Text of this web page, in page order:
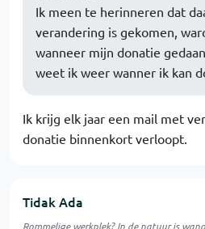
Ik meen te herinneren dat
verandering is gekomen,
wanneer mijn donatie
weet ik weer wanner ik kan
Ik krijg elk jaar een mail met
donatie binnenkort verloopt.
Tidak Ada
Rommelige werkplek?In de natuur is